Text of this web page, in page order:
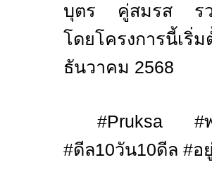
บุตร คู่สมรส รวม
โดยโครงการนี้เริ่
ธันวาคม 2568
#Pruksa #
#ดีล10วัน10ดีล #อ